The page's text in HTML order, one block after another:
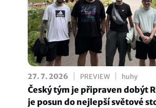
27. 7. 2026 PREVIEW huhy
Český tým je připraven dobýt
je posun do nejlepší světové